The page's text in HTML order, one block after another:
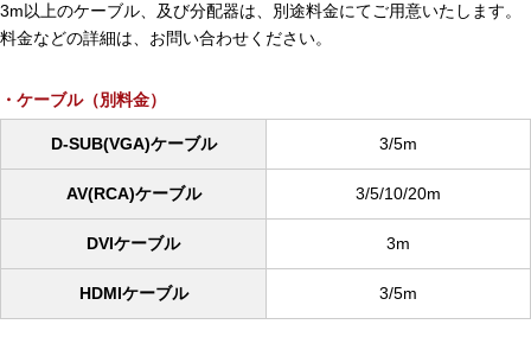
3m以上のケーブル、及び分配器は、別途料金にてご用意いたします。
料金などの詳細は、お問い合わせください。
ケーブル（別料金）
D-SUB(VGA)ケーブル 3/5m
AV(RCA)ケーブル 3/5/10/20m
DVIケーブル 3m
HDMIケーブル 3/5m